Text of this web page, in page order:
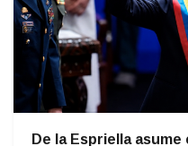
De la Espriella